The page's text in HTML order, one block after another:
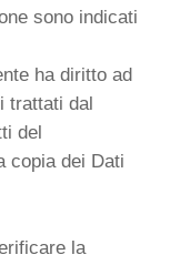
sono indicati
ha diritto ad
trattati dal
del
copia dei Dati
la